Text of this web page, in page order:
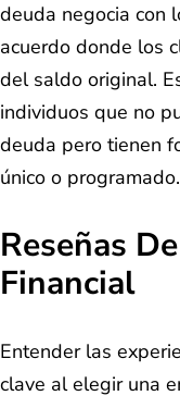
deuda negocia con
acuerdo donde los
del saldo original.
individuos que no
deuda pero tienen
único o programado.
Reseñas
Financial
Entender las
clave al elegir una